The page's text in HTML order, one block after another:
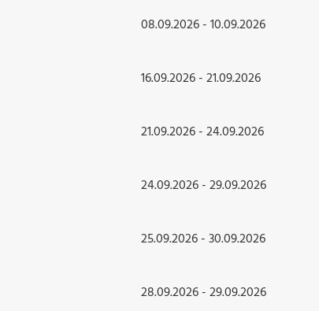
08.09.2026 - 10.09.2026
16.09.2026 - 21.09.2026
21.09.2026 - 24.09.2026
24.09.2026 - 29.09.2026
25.09.2026 - 30.09.2026
28.09.2026 - 29.09.2026